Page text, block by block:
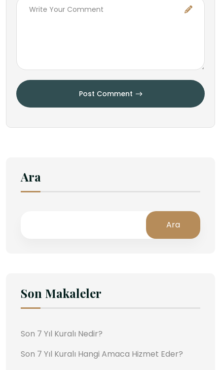
Post Comment
Ara
Ara
Son Makaleler
Son 7 Yıl Kuralı Nedir?
Son 7 Yıl Kuralı Hangi Amaca Hizmet Eder?